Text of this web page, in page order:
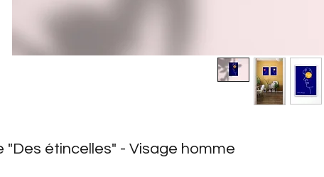
"Des étincelles" - Visage homme